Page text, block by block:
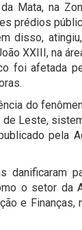
Mata, na
prédios
disso,
XXIII, na
foi afetada
do
Leste,
pela
danificaram
o setor da
e Finanças,